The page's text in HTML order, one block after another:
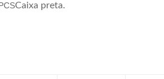
Caixa preta.